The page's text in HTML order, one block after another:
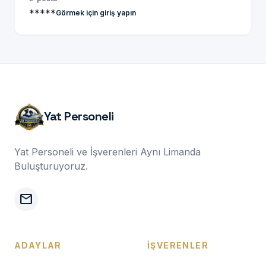
*****Görmek için giriş yapın
Yat Personeli
Yat Personeli ve İşverenleri Aynı Limanda
Buluşturuyoruz.
mail
ADAYLAR İŞVERENLER